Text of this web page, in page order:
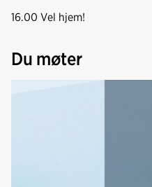
16.00 Vel hjem!
Du møter